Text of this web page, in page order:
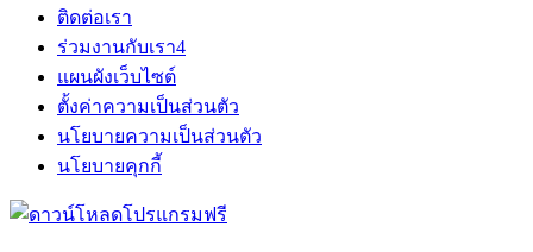
ติดต่อเรา
ร่วมงานกับเรา4
แผนผังเว็บไซต์
ตั้งค่าความเป็นส่วนตัว
นโยบายความเป็นส่วนตัว
นโยบายคุกกี้